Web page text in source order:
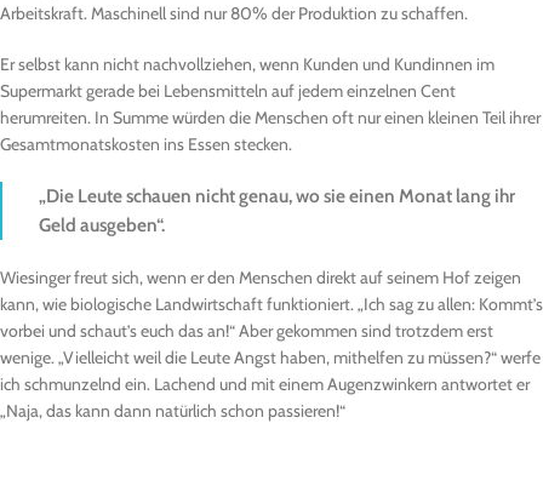
Arbeitskraft. Maschinell sind nur 80% der Produktion zu schaffen.
Er selbst kann nicht nachvollziehen, wenn Kunden und Kundinnen im
Supermarkt gerade bei Lebensmitteln auf jedem einzelnen Cent
herumreiten. In Summe würden die Menschen oft nur einen kleinen Teil ihrer
Gesamtmonatskosten ins Essen stecken.
„Die Leute schauen nicht genau, wo sie einen Monat lang ihr
Geld ausgeben“.
Wiesinger freut sich, wenn er den Menschen direkt auf seinem Hof zeigen
kann, wie biologische Landwirtschaft funktioniert. „Ich sag zu allen: Kommt’s
vorbei und schaut’s euch das an!“ Aber gekommen sind trotzdem erst
wenige. „Vielleicht weil die Leute Angst haben, mithelfen zu müssen?“ werfe
ich schmunzelnd ein. Lachend und mit einem Augenzwinkern antwortet er
„Naja, das kann dann natürlich schon passieren!“